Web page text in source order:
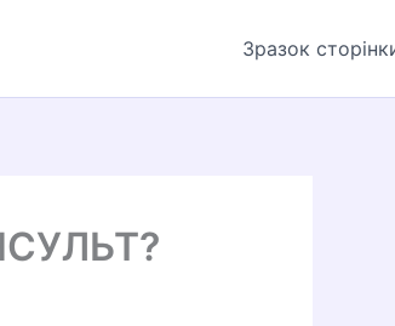
Зразок